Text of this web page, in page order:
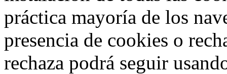
práctica mayoría de los
presencia de cookies o
rechaza podrá seguir